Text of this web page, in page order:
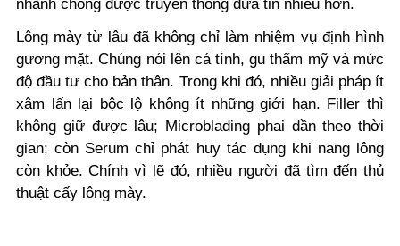
nhanh chóng được truyền thông đưa tin nhiều hơn.
Lông mày từ lâu đã không chỉ làm nhiệm vụ định hình
gương mặt. Chúng nói lên cá tính, gu thẩm mỹ và mức
độ đầu tư cho bản thân. Trong khi đó, nhiều giải pháp ít
xâm lấn lại bộc lộ không ít những giới hạn. Filler thì
không giữ được lâu; Microblading phai dần theo thời
gian; còn Serum chỉ phát huy tác dụng khi nang lông
còn khỏe. Chính vì lẽ đó, nhiều người đã tìm đến thủ
thuật cấy lông mày.